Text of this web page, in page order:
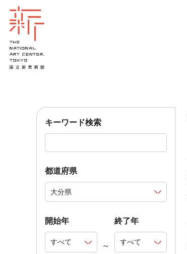
キーワード検索
都道府県
開始年
～
終了年